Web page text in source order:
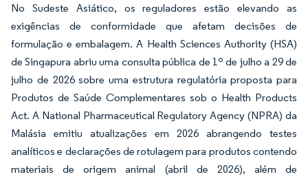
No Sudeste Asiático, os reguladores estão elevando as
exigências de conformidade que afetam decisões de
formulação e embalagem. A Health Sciences Authority (HSA)
de Singapura abriu uma consulta pública de 1º de julho a 29 de
julho de 2026 sobre uma estrutura regulatória proposta para
Produtos de Saúde Complementares sob o Health Products
Act. A National Pharmaceutical Regulatory Agency (NPRA) da
Malásia emitiu atualizações em 2026 abrangendo testes
analíticos e declarações de rotulagem para produtos contendo
materiais de origem animal (abril de 2026), além de